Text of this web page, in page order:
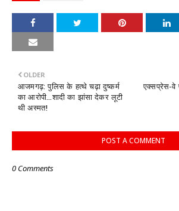
एक्सप्रेस-वे
OLDER
आजमगढ़: पुलिस के हत्थे चढ़ा दुष्कर्म
का आरोपी...शादी का झांसा देकर लूटी
थी अस्मत!
POST A COMMENT
0 Comments